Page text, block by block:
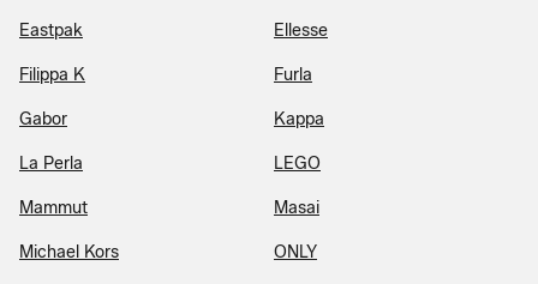
Eastpak Ellesse
Filippa K Furla
Gabor Kappa
La Perla LEGO
Mammut Masai
Michael Kors ONLY